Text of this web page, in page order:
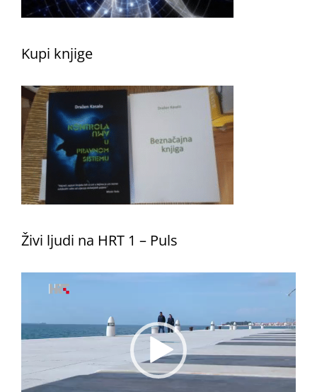
Kupi knjige
Živi ljudi na HRT 1 – Puls
Reproduktor
videozapisa